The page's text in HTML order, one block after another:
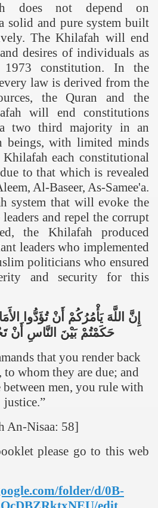
does not depend on
solid and pure system built
The Khilafah will end
desires of individuals as
constitution. In the
law is derived from the
the Quran and the
will end constitutions
two third majority in an
beings, with limited minds
each constitutional
to that which is revealed
Al-Baseer, As-Samee'a.
system that will evoke the
and repel the corrupt
the Khilafah produced
leaders who implemented
politicians who ensured
and security for this
إِنَّ اللَّهَ يَأْمُرُكُمْ أَنْ تُؤَدُّوا
حَكَمْتُمْ بَيْنَ النَّاسِ أَنْ
that you render back
to whom they are due; and
men, you rule with
justice.”
An-Nisaa: 58]
please go to this web
folder/d/0B-